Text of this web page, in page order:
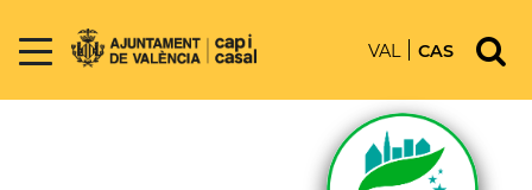
VAL CAS